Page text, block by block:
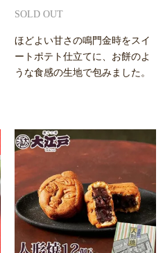
SOLD OUT
ほどよい甘さの鳴門金時をスイ
ートポテト仕立てに、お餅のよ
うな食感の生地で包みました。